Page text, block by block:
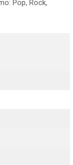
Pop, Rock,